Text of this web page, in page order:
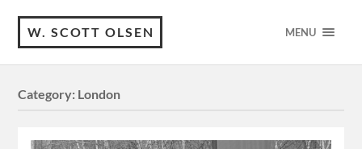
W. SCOTT OLSEN MENU
Category: London